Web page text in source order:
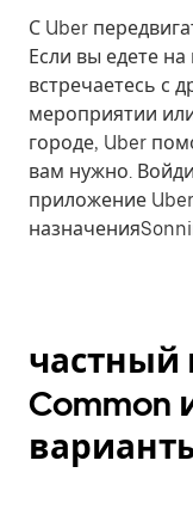
С Uber
Если вы едете на
встречаетесь с
мероприятии
городе, Uber
вам нужно.
приложение
частный
Common